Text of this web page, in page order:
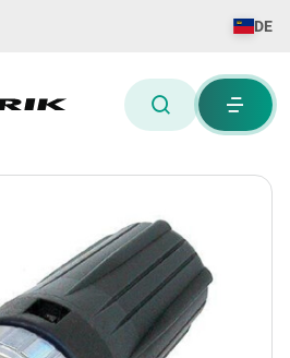
DE